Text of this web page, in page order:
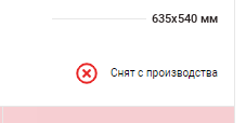
635х540 мм